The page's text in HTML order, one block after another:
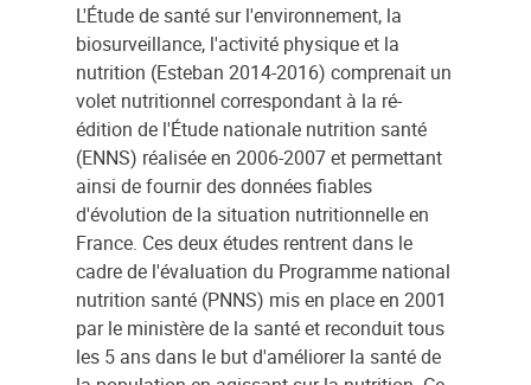
L'Étude de santé sur l'environnement, la
biosurveillance, l'activité physique et la
nutrition (Esteban 2014-2016) comprenait un
volet nutritionnel correspondant à la ré-
édition de l'Étude nationale nutrition santé
(ENNS) réalisée en 2006-2007 et permettant
ainsi de fournir des données fiables
d'évolution de la situation nutritionnelle en
France. Ces deux études rentrent dans le
cadre de l'évaluation du Programme national
nutrition santé (PNNS) mis en place en 2001
par le ministère de la santé et reconduit tous
les 5 ans dans le but d'améliorer la santé de